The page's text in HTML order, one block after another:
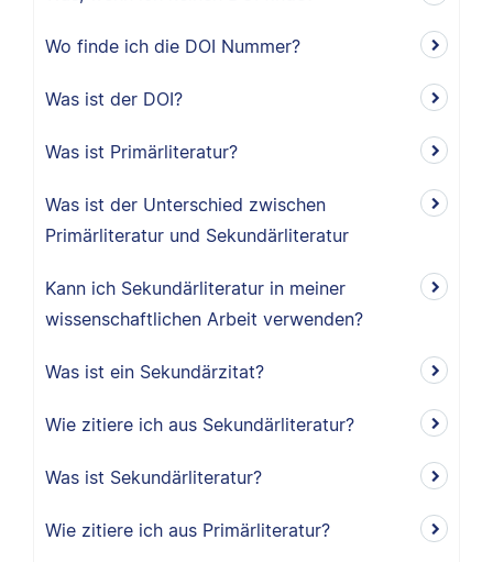
Wo finde ich die DOI Nummer?
Was ist der DOI?
Was ist Primärliteratur?
Was ist der Unterschied zwischen
Primärliteratur und Sekundärliteratur
Kann ich Sekundärliteratur in meiner
wissenschaftlichen Arbeit verwenden?
Was ist ein Sekundärzitat?
Wie zitiere ich aus Sekundärliteratur?
Was ist Sekundärliteratur?
Wie zitiere ich aus Primärliteratur?